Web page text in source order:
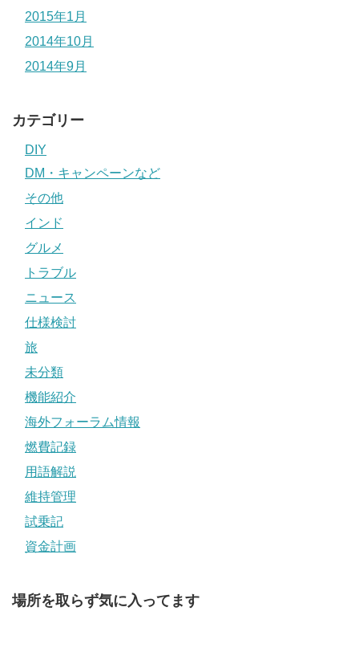
2015年1月
2014年10月
2014年9月
カテゴリー
DIY
DM・キャンペーンなど
その他
インド
グルメ
トラブル
ニュース
仕様検討
旅
未分類
機能紹介
海外フォーラム情報
燃費記録
用語解説
維持管理
試乗記
資金計画
場所を取らず気に入ってます